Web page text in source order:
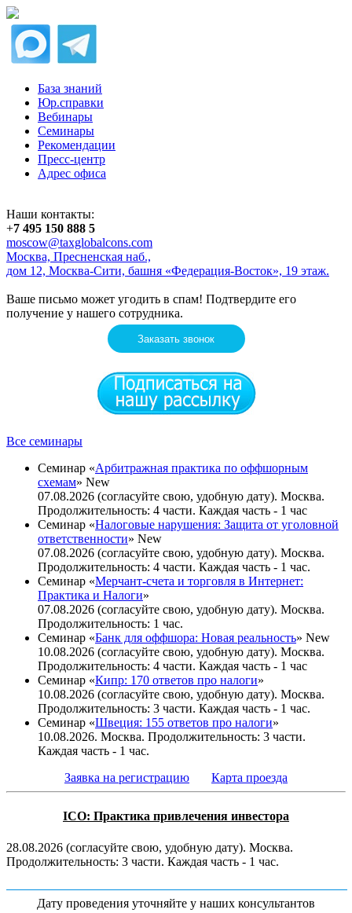
База знаний
Юр.справки
Вебинары
Семинары
Рекомендации
Пресс-центр
Адрес офиса
Наши контакты:
+7 495 150 888 5
moscow@taxglobalcons.com
Москва, Пресненская наб.,
дом 12, Москва-Сити, башня «Федерация-Восток», 19 этаж.
Ваше письмо может угодить в спам! Подтвердите его
получение у нашего сотрудника.
Заказать звонок
Все семинары
Семинар «Арбитражная практика по оффшорным
схемам» New
07.08.2026 (согласуйте свою, удобную дату). Москва.
Продолжительность: 4 части. Каждая часть - 1 час
Семинар «Налоговые нарушения: Защита от уголовной
ответственности» New
07.08.2026 (согласуйте свою, удобную дату). Москва.
Продолжительность: 4 части. Каждая часть - 1 час.
Семинар «Мерчант-счета и торговля в Интернет:
Практика и Налоги»
07.08.2026 (согласуйте свою, удобную дату). Москва.
Продолжительность: 1 час.
Семинар «Банк для оффшора: Новая реальность» New
10.08.2026 (согласуйте свою, удобную дату). Москва.
Продолжительность: 4 части. Каждая часть - 1 час
Семинар «Кипр: 170 ответов про налоги»
10.08.2026 (согласуйте свою, удобную дату). Москва.
Продолжительность: 3 части. Каждая часть - 1 час.
Семинар «Швеция: 155 ответов про налоги»
10.08.2026. Москва. Продолжительность: 3 части.
Каждая часть - 1 час.
Заявка на регистрацию
Карта проезда
ICO: Практика привлечения инвестора
28.08.2026 (согласуйте свою, удобную дату). Москва.
Продолжительность: 3 части. Каждая часть - 1 час.
Дату проведения уточняйте у наших консультантов